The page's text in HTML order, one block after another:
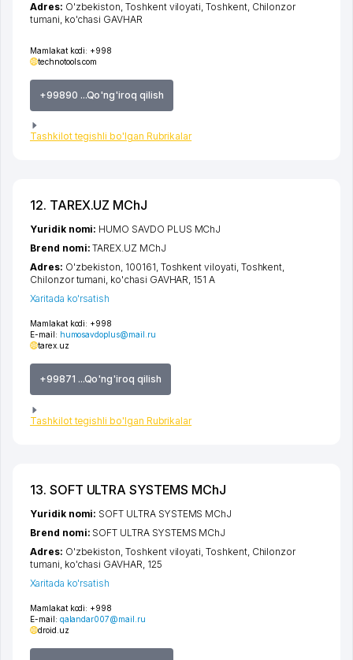
Mamlakat kodi: +998
technotools.com
+99890 ...Qo'ng'iroq qilish
Tashkilot tegishli bo'lgan Rubrikalar
Adres: O'zbekiston,Toshkent viloyati,Toshkent, Chilonzor
tumani, ko'chasi GAVHAR
12. TAREX.UZ MChJ
Mamlakat kodi: +998
E-mail: humosavdoplus@mail.ru
tarex.uz
+99871 ...Qo'ng'iroq qilish
Tashkilot tegishli bo'lgan Rubrikalar
Yuridik nomi: HUMO SAVDO PLUS MChJ
Brend nomi:TAREX.UZ MChJ
Adres: O'zbekiston, 100161, Toshkent viloyati, Toshkent,
Chilonzor tumani, ko'chasi GAVHAR, 151 А
Xaritada ko'rsatish
13. SOFT ULTRA SYSTEMS MChJ
Mamlakat kodi: +998
E-mail: qalandar007@mail.ru
droid.uz
Yuridik nomi: SOFT ULTRA SYSTEMS MChJ
Brend nomi: SOFT ULTRA SYSTEMS MChJ
Adres: O'zbekiston,Toshkent viloyati ,Toshkent, Chilonzor
tumani ko'chasi GAVHAR , 125
Xaritada ko'rsatish